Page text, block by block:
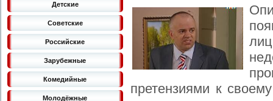
Детские
Советские
Российские
Зарубежные
Комедийные
Молодёжные
претензиями к